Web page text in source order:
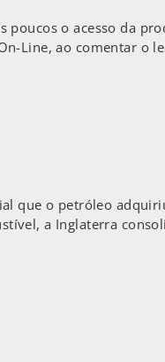
o acesso da
Line, ao comentar o
que o petróleo
a Inglaterra